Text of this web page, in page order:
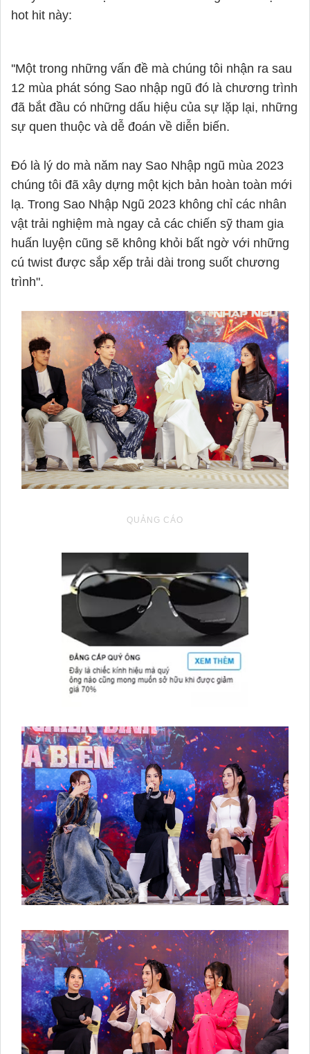
hot hit này:
''Một trong những vấn đề mà chúng tôi nhận ra sau
12 mùa phát sóng Sao nhập ngũ đó là chương trình
đã bắt đầu có những dấu hiệu của sự lặp lại, những
sự quen thuộc và dễ đoán về diễn biến.
Đó là lý do mà năm nay Sao Nhập ngũ mùa 2023
chúng tôi đã xây dựng một kịch bản hoàn toàn mới
lạ. Trong Sao Nhập Ngũ 2023 không chỉ các nhân
vật trải nghiệm mà ngay cả các chiến sỹ tham gia
huấn luyện cũng sẽ không khỏi bất ngờ với những
cú twist được sắp xếp trải dài trong suốt chương